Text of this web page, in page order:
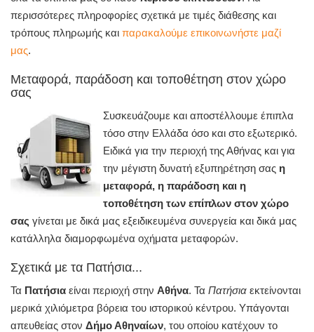
περισσότερες πληροφορίες σχετικά με τιμές διάθεσης και
τρόπους πληρωμής και παρακαλούμε επικοινωνήστε μαζί
μας.
Μεταφορά, παράδοση και τοποθέτηση στον χώρο
σας
Συσκευάζουμε και αποστέλλουμε έπιπλα
τόσο στην Ελλάδα όσο και στο εξωτερικό.
Ειδικά για την περιοχή της Αθήνας και για
την μέγιστη δυνατή εξυπηρέτηση σας η
μεταφορά, η παράδοση και η
τοποθέτηση των επίπλων στον χώρο
σας γίνεται με δικά μας εξειδικευμένα συνεργεία και δικά μας
κατάλληλα διαμορφωμένα οχήματα μεταφορών.
Σχετικά με τα Πατήσια...
Τα Πατήσια είναι περιοχή στην Αθήνα. Τα Πατήσια εκτείνονται
μερικά χιλιόμετρα βόρεια του ιστορικού κέντρου. Υπάγονται
απευθείας στον Δήμο Αθηναίων, του οποίου κατέχουν το